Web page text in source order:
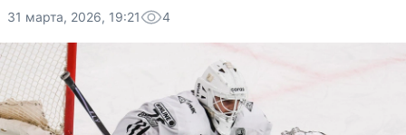
31 марта, 2026, 19:21 4